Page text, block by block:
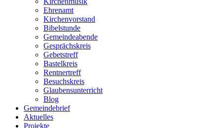
Ehrenamt
Kirchenvorstand
Bibelstunde
Gemeindeabende
Gesprächskreis
Gebetstreff
Bastelkreis
Rentnertreff
Besuchskreis
Glaubensunterricht
Blog
Gemeindebrief
Aktuelles
Projekte